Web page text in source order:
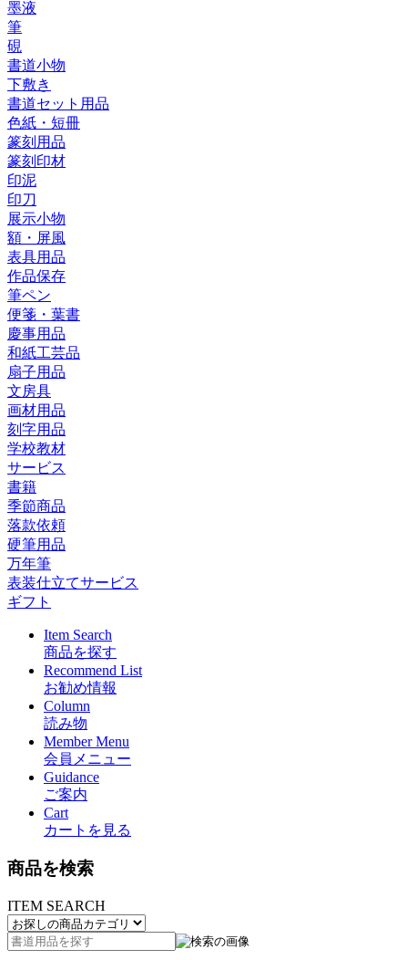
墨液
筆
硯
書道小物
下敷き
書道セット用品
色紙・短冊
篆刻用品
篆刻印材
印泥
印刀
展示小物
額・屏風
表具用品
作品保存
筆ペン
便箋・葉書
慶事用品
和紙工芸品
扇子用品
文房具
画材用品
刻字用品
学校教材
サービス
書籍
季節商品
落款依頼
硬筆用品
万年筆
表装仕立てサービス
ギフト
Item Search
商品を探す
Recommend List
お勧め情報
Column
読み物
Member Menu
会員メニュー
Guidance
ご案内
Cart
カートを見る
商品を検索
ITEM SEARCH